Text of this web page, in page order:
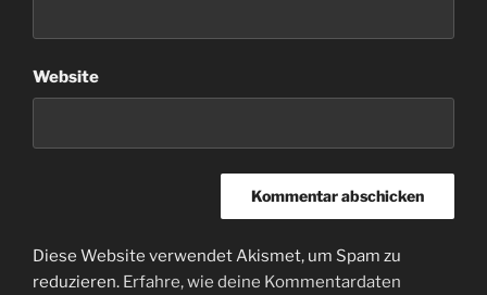
Website
Diese Website verwendet Akismet, um Spam zu
reduzieren. Erfahre, wie deine Kommentardaten